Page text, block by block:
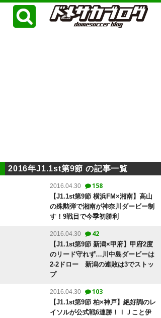
2016年J1.1st第9節 の記事一覧
2016.04.30 158
【J1.1st第9節 横浜FM×湘南】高山
の殊勲弾で湘南が神奈川ダービー制
す！9戦目で今季初勝利
2016.04.30 42
【J1.1st第9節 新潟×甲府】甲府2度
のリード守れず…川中島ダービーは
2-2ドロー 新潟の連敗は3でストッ
プ
2016.04.30 103
【J1.1st第9節 柏×神戸】絶好調のレ
イソルが公式戦6連勝！ＩＪこと伊